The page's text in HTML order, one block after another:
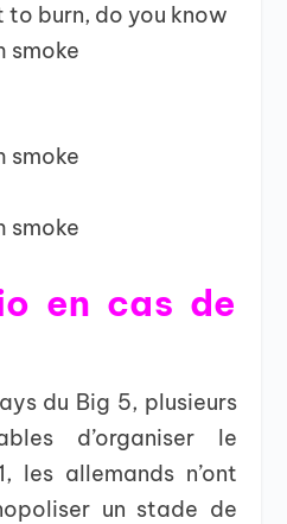
burn, do you know
smoke
smoke
smoke
en cas de
du Big 5, plusieurs
d’organiser le
les allemands n’ont
un stade de